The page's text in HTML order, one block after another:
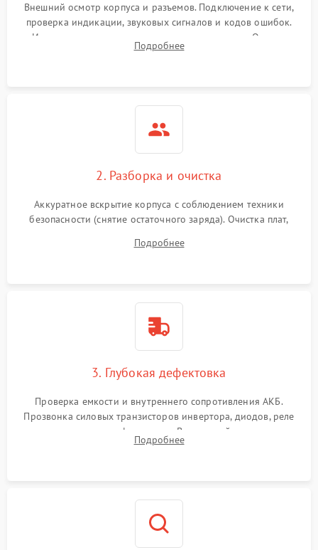
Внешний осмотр корпуса и разъемов. Подключение к сети,
проверка индикации, звуковых сигналов и кодов ошибок.
Измерение входного и выходного напряжения. Оценка
реакции ИБП на отключение основного питания без
Подробнее
2. Разборка и очистка
Аккуратное вскрытие корпуса с соблюдением техники
безопасности (снятие остаточного заряда). Очистка плат,
и кистей для предотвращения перегрева и замыканий.
Подробнее
3. Глубокая дефектовка
Проверка емкости и внутреннего сопротивления АКБ.
Прозвонка силовых транзисторов инвертора, диодов, реле
переключения и трансформатора. Визуальный поиск вздутых
конденсаторов и прогаров на печатной плате.
Подробнее